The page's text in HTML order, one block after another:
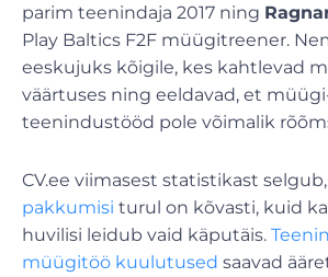
parim teenindaja 2017 ning
Play Baltics F2F müügitreener.
eeskujuks kõigile, kes kahtlevad
väärtuses ning eeldavad, et
teenindustööd pole võimalik
CV.ee viimasest statistikast
pakkumisi turul on kõvasti, kuid
huvilisi leidub vaid käputäis.
müügitöö kuulutused saavad